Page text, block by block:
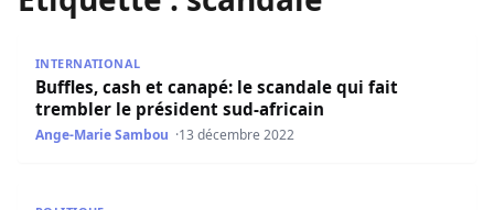
INTERNATIONAL
Buffles, cash et canapé: le scandale qui fait
trembler le président sud-africain
Ange-Marie Sambou 13 décembre 2022